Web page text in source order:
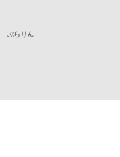
ぶらりん